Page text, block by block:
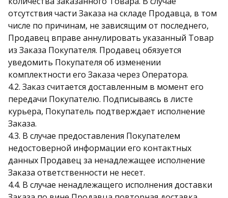
отсутствия части Заказа на складе Продавца, в том
числе по причинам, не зависящим от последнего,
Продавец вправе аннулировать указанный Товар
из Заказа Покупателя. Продавец обязуется
уведомить Покупателя об изменении
комплектности его Заказа через Оператора.
4.2. Заказ считается доставленным в момент его
передачи Покупателю. Подписываясь в листе
курьера, Покупатель подтверждает исполнение
Заказа.
4.3. В случае предоставления Покупателем
недостоверной информации его контактных
данных Продавец за ненадлежащее исполнение
Заказа ответственности не несет.
4.4. В случае ненадлежащего исполнения доставки